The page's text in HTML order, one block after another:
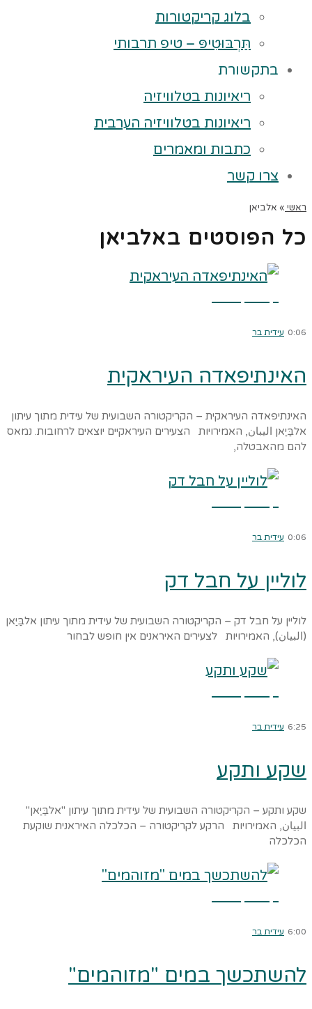
בלוג קריקטורות
תַּרְבּוּטִיפּ – טיפ תרבותי
בתקשורת
ריאיונות בטלוויזיה
ריאיונות בטלוויזיה הערבית
כתבות ומאמרים
צרו קשר
ראשי » אלביאן
כל הפוסטים באלביאן
0:06 עידית בר
האינתיפאדה העיראקית
האינתיפאדה העיראקית – הקריקטורה השבועית של עידית מתוך עיתון
אלבַּיַאן اليبان, האמירויות הצעירים העיראקיים יוצאים לרחובות. נמאס
להם מהאבטלה,
0:06 עידית בר
לוליין על חבל דק
לוליין על חבל דק – הקריקטורה השבועית של עידית מתוך עיתון אלבַּיַאן
(البيان), האמירויות לצעירים האיראנים אין חופש לבחור
6:25 עידית בר
שקע ותקע
שקע ותקע – הקריקטורה השבועית של עידית מתוך עיתון "אלבַּיַאן"
البيان, האמירויות הרקע לקריקטורה – הכלכלה האיראנית שוקעת
הכלכלה
6:00 עידית בר
להשתכשך במים "מזוהמים"